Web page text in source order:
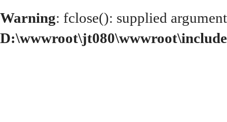
Warning: fclose(): supplied